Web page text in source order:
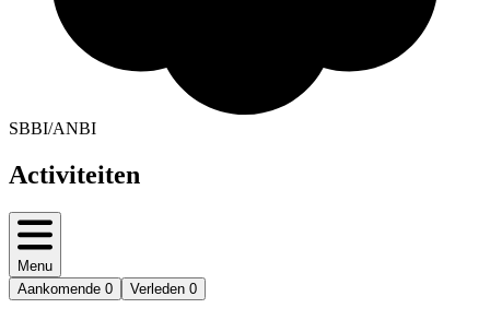
SBBI/ANBI
Activiteiten
Menu
Aankomende 0 Verleden 0